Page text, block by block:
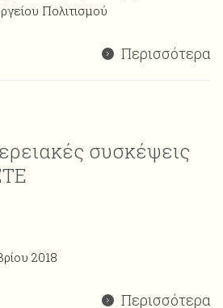
Πολιτισμού
Περισσότερα
συσκέψεις
2018
Περισσότερα